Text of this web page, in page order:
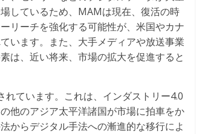
しているため、MAMは現在、復活の時
リーチを強化する可能性が、米国やカナ
います。また、大手メディアや放送事業
は、近い将来、市場の拡大を促進すると
れています。これは、インダストリー4.0
他のアジア太平洋諸国が市場に拍車をか
からデジタル手法への漸進的な移行によ